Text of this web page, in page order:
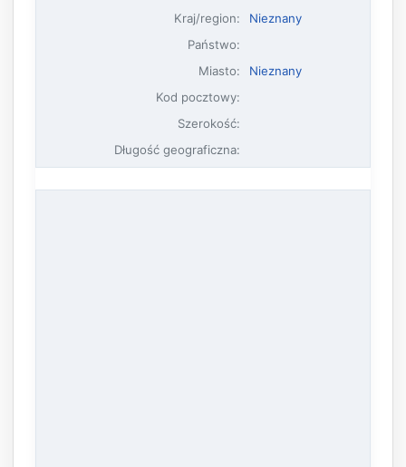
Kraj/region:
Nieznany
Państwo:
Miasto:
Nieznany
Kod pocztowy:
Szerokość:
Długość geograficzna: